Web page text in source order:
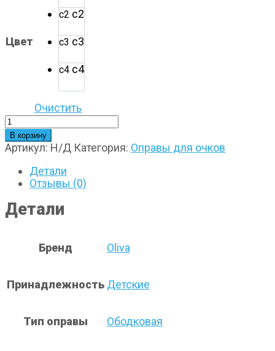
Цвет
с2 с2
с3 с3
с4 с4
Очистить
Количество
товара
Oliva
26031
В корзину
Артикул: Н/Д Категория: Оправы для очков
Детали
Отзывы (0)
Детали
Бренд Oliva
Принадлежность Детские
Тип оправы Ободковая